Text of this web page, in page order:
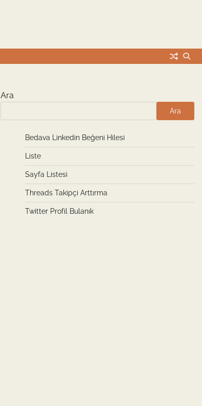
Ara
Ara
Bedava Linkedin Beğeni Hilesi
Liste
Sayfa Listesi
Threads Takipçi Arttırma
Twitter Profil Bulanık